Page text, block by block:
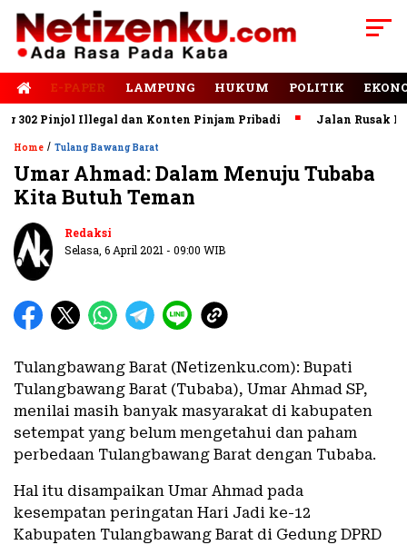
E-PAPER LAMPUNG HUKUM POLITIK
Pinjol Illegal dan Konten Pinjam Pribadi Jalan Rusak
Home / Tulang Bawang Barat
Umar Ahmad: Dalam Menuju Tubaba
Kita Butuh Teman
Redaksi
Selasa, 6 April 2021 - 09:00 WIB
Tulangbawang Barat (Netizenku.com): Bupati
Tulangbawang Barat (Tubaba), Umar Ahmad SP,
menilai masih banyak masyarakat di kabupaten
setempat yang belum mengetahui dan paham
perbedaan Tulangbawang Barat dengan Tubaba.
Hal itu disampaikan Umar Ahmad pada
kesempatan peringatan Hari Jadi ke-12
Kabupaten Tulangbawang Barat di Gedung DPRD